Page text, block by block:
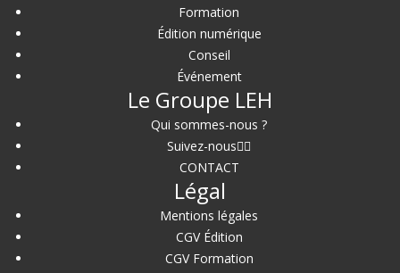
Formation
Édition numérique
Conseil
Événement
Le Groupe LEH
Qui sommes-nous ?
Suivez-nous
CONTACT
Légal
Mentions légales
CGV Édition
CGV Formation